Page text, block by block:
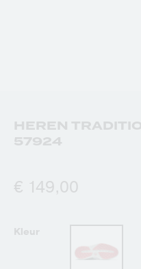
HEREN
57924
€ 149,00
Kleur